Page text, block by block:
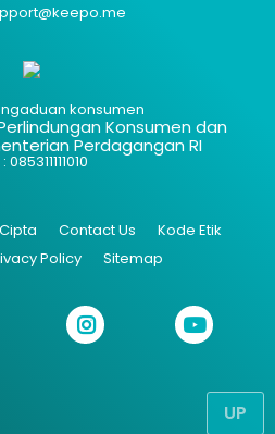
UP
konsumen
Konsumen dan
Perdagangan RI
085311111010
Contact Us
Kode Etik
Policy Sitemap